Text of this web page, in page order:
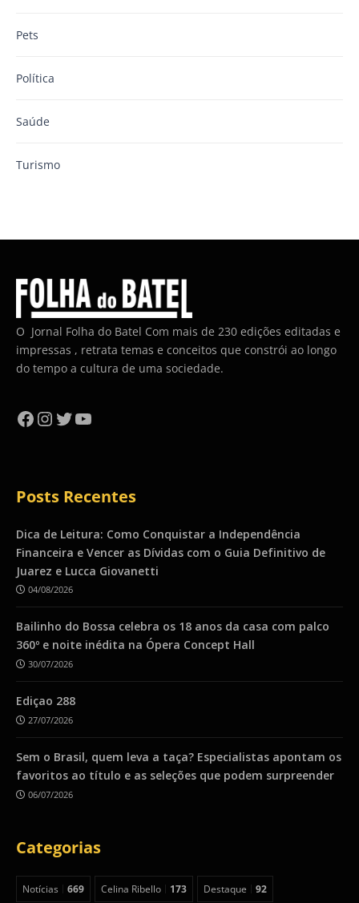
Pets
Política
Saúde
Turismo
O Jornal Folha do Batel Com mais de 230 edições editadas e
impressas , retrata temas e conceitos que constrói ao longo
do tempo a cultura de uma sociedade.
Facebook
Instagram
Twitter
YouTube
Posts Recentes
Dica de Leitura: Como Conquistar a Independência
Financeira e Vencer as Dívidas com o Guia Definitivo de
Juarez e Lucca Giovanetti
04/08/2026
Bailinho do Bossa celebra os 18 anos da casa com palco
360º e noite inédita na Ópera Concept Hall
30/07/2026
Ediçao 288
27/07/2026
Sem o Brasil, quem leva a taça? Especialistas apontam os
favoritos ao título e as seleções que podem surpreender
06/07/2026
Categorias
Notícias 669 Celina Ribello 173 Destaque 92